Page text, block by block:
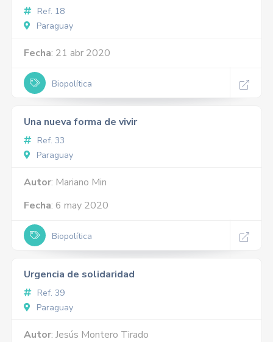
Ref. 18
Paraguay
Fecha: 21 abr 2020
Biopolítica
Una nueva forma de vivir
Ref. 33
Paraguay
Autor: Mariano Min
Fecha: 6 may 2020
Biopolítica
Urgencia de solidaridad
Ref. 39
Paraguay
Autor: Jesús Montero Tirado